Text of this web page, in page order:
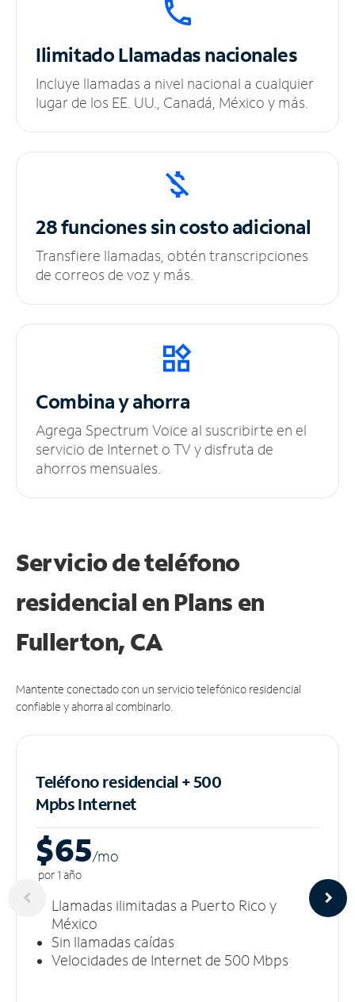
IlimitadoLlamadas nacionales
Incluye llamadas a nivel nacional a cualquier
lugar de los EE. UU., Canadá, México y más.
28 funciones sincosto adicional
Transfiere llamadas, obtén transcripciones
de correos de voz y más.
Combina y ahorra
Agrega Spectrum Voice al suscribirte en el
servicio de Internet o TV y disfruta de
ahorros mensuales.
Servicio de teléfono
residencial en Plans en
Fullerton, CA
Mantente conectado con un servicio telefónico residencial
confiable y ahorra al combinarlo.
Teléfono residencial + 500
MpbsInternet
$65/mo
por 1 año
Llamadas ilimitadas a Puerto Rico y
México
Sin llamadas caídas
Velocidades de Internet de 500 Mbps